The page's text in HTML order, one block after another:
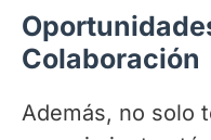
Colaboración
Además, no solo